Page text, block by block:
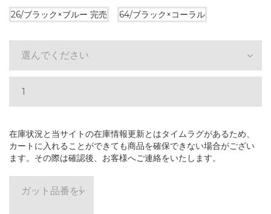
26/ブラック×ブルー 完売 64/ブラック×コーラル
選んでください
在庫状況と当サイトの在庫情報更新とはタイムラグがあるため、
カートに入れることができても商品を確保できない場合がござい
ます。その際は確認後、お客様へご連絡をいたします。
ガット品番を選ぶ